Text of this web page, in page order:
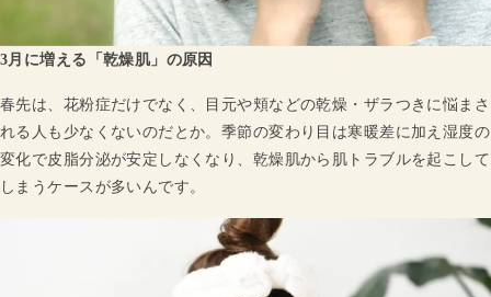
3月に増える「乾燥肌」の原因
春先は、花粉症だけでなく、目元や頬などの乾燥・ザラつきに悩まさ
れる人も少なくないのだとか。季節の変わり目は寒暖差に加え湿度の
変化で皮脂分泌が安定しなくなり、乾燥肌から肌トラブルを起こして
しまうケースが多いんです。